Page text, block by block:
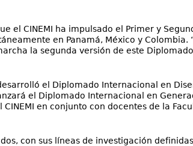
el CINEMI ha impulsado el Primer y
en Panamá, México y Colombia.
la segunda versión de este
el Diplomado Internacional en
el Diplomado Internacional en
en conjunto con docentes de la
con sus líneas de investigación